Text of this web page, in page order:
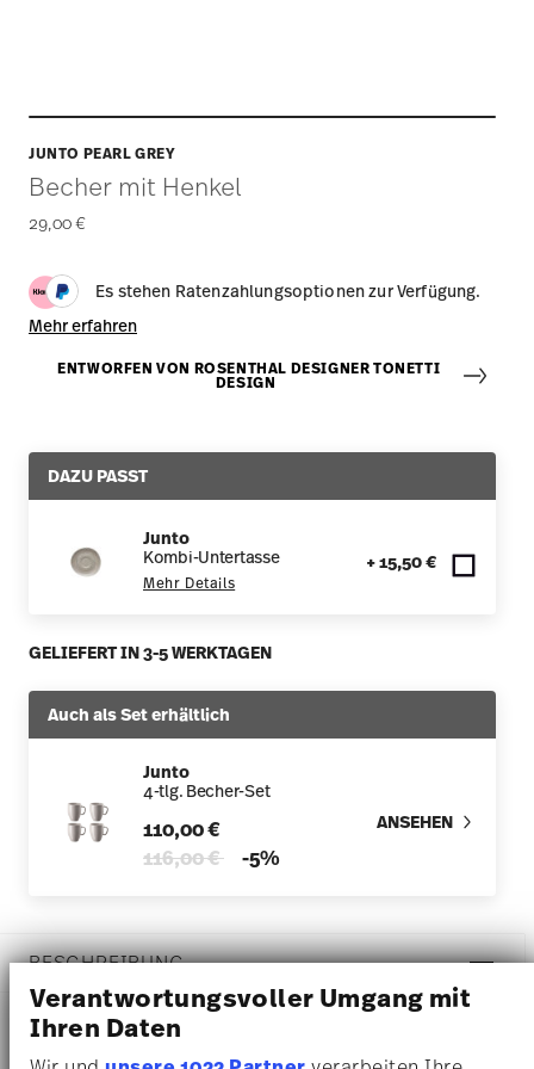
Verantwortungsvoller Umgang mit
Ihren Daten
JUNTO PEARL GREY
Becher mit Henkel
29,00 €
Es stehen Ratenzahlungsoptionen zur Verfügung.
Mehr erfahren
ENTWORFEN VON ROSENTHAL DESIGNER TONETTI
DESIGN
DAZU PASST
Junto
Kombi-Untertasse
Mehr Details
+ 15,50 €
GELIEFERT IN 3-5 WERKTAGEN
Auch als Set erhältlich
Junto
4-tlg. Becher-Set
110,00 €
Price reduced from
116,00 €to-5%
ANSEHEN
BESCHREIBUNG
Rosenthal Junto Pearl Grey Becher - Rund - Ø 7,8 cm - h